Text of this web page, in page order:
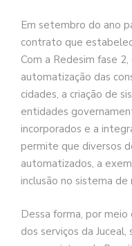
Em setembro do ano
contrato que
Com a Redesim fase
automatização das
cidades, a criação de
entidades
incorporados e a
permite que diversos
automatizados, a
inclusão no sistema de
Dessa forma, por
dos serviços da